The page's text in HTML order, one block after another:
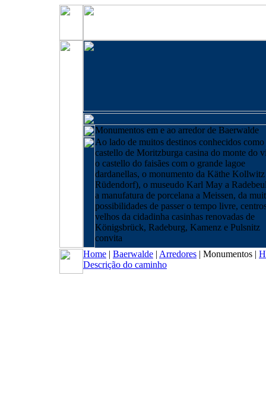
Monumentos em e ao arredor de Baerwalde
Ao lado de muitos destinos conhecidos como
castello de Moritzburga casina do monte do
o castello do faisães com o grande lagoe
dardanellas, o monumento da Käthe
Rüdendorf), o museudo Karl May a
a manufatura de porcelana a Meissen, da
possibilidades de passer o tempo livre,
velhos da cidadinha casinhas renovadas de
Königsbrück, Radeburg, Kamenz e Pulsnitz
convita
Home | Baerwalde | Arredores | Monumentos |
Descrição do caminho